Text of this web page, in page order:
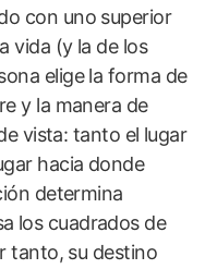
con uno superior
vida (y la de los
elige la forma de
y la manera de
vista: tanto el lugar
hacia donde
determina
los cuadrados de
tanto, su destino